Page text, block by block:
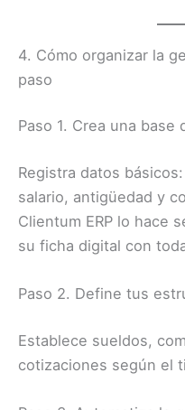
4. Cómo organizar la
paso
Paso 1. Crea una
Registra datos
salario, antigüedad y
Clientum ERP lo hace
su ficha digital con
Paso 2. Define tus
Establece sueldos,
cotizaciones según el